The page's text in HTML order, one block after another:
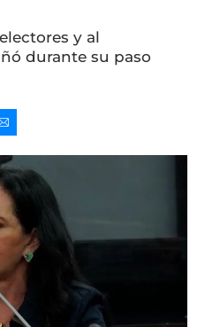
y al
durante su paso